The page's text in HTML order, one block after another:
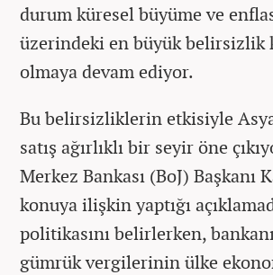
durum küresel büyüme ve
üzerindeki en büyük belirsizlik
olmaya devam ediyor.
Bu belirsizliklerin etkisiyle
satış ağırlıklı bir seyir öne
Merkez Bankası (BoJ) Başkanı
konuya ilişkin yaptığı
politikasını belirlerken,
gümrük vergilerinin ülke